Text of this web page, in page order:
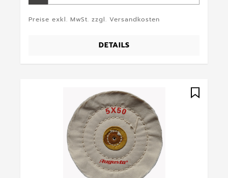
Preise exkl. MwSt. zzgl. Versandkosten
DETAILS